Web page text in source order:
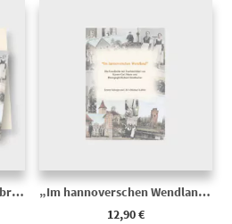
Trachtenkalender + Begleitbroschüre (Bundle)
„Im hannoverschen Wendland“ – Begleitbroschüre Trachtenkalender
12,90€